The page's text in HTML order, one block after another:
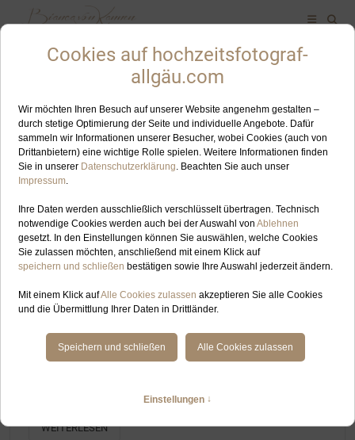
ALLES ZUM SCHLAGWORT: STANDESAMTLICHE
TRAUUNG WANGEN IM ALLGÄU
AUG
09
WEITERLESEN